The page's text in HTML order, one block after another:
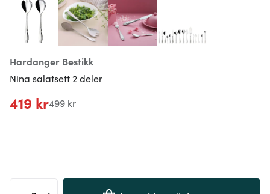
Hardanger Bestikk
Nina salatsett 2 deler
419 kr499 kr